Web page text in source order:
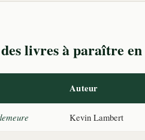
livres à paraître
Auteur
Kevin Lambert